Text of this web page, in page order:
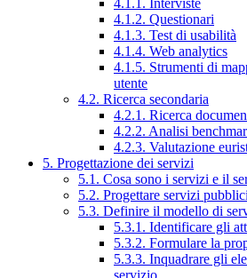
4.1.1. Interviste
4.1.2. Questionari
4.1.3. Test di usabilità
4.1.4. Web analytics
4.1.5. Strumenti di
utente
4.2. Ricerca secondaria
4.2.1. Ricerca
4.2.2. Analisi
4.2.3. Valutazione
5. Progettazione dei servizi
5.1. Cosa sono i servizi e il
5.2. Progettare servizi
5.3. Definire il modello di
5.3.1. Identificare gli
5.3.2. Formulare la
5.3.3. Inquadrare gli
servizio